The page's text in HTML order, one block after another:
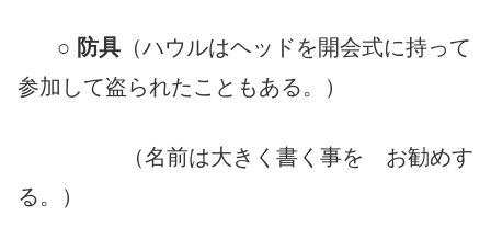
○ 防具 （ハウルはヘッドを開会式に持って
参加して盗られたこともある。）
（名前は大きく書く事を お勧めす
る。）